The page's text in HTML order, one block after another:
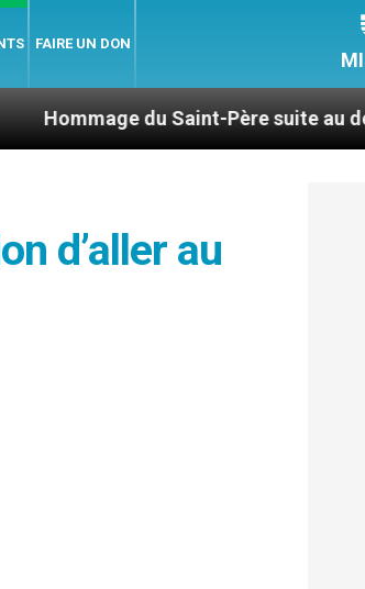
FAIRE UN DON
Saint-Père suite au décès du
d’aller au